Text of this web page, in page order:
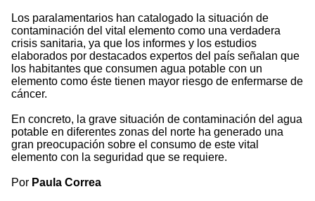
Los paralamentarios han catalogado la situación de
contaminación del vital elemento como una verdadera
crisis sanitaria, ya que los informes y los estudios
elaborados por destacados expertos del país señalan que
los habitantes que consumen agua potable con un
elemento como éste tienen mayor riesgo de enfermarse de
cáncer.
En concreto, la grave situación de contaminación del agua
potable en diferentes zonas del norte ha generado una
gran preocupación sobre el consumo de este vital
elemento con la seguridad que se requiere.
Por Paula Correa